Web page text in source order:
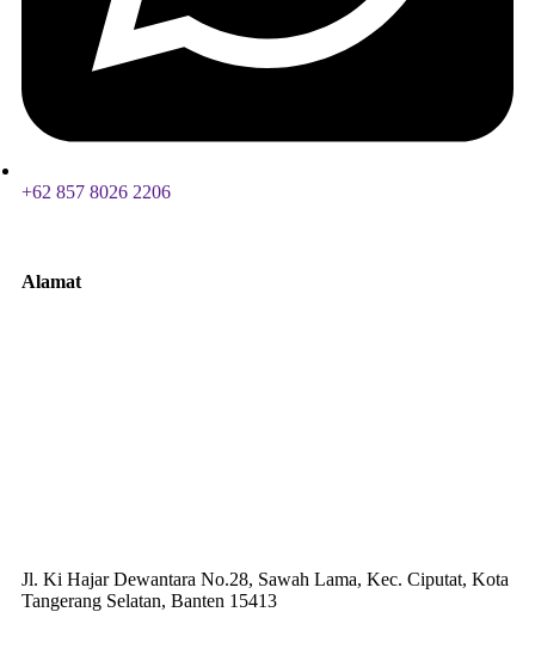
+62 857 8026 2206
Alamat
Jl. Ki Hajar Dewantara No.28, Sawah Lama, Kec. Ciputat, Kota
Tangerang Selatan, Banten 15413